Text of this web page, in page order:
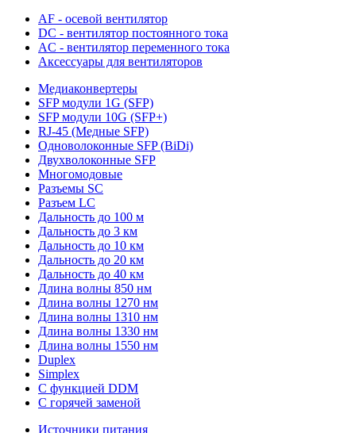
AF - осевой вентилятор
DC - вентилятор постоянного тока
AC - вентилятор переменного тока
Аксессуары для вентиляторов
Медиаконвертеры
SFP модули 1G (SFP)
SFP модули 10G (SFP+)
RJ-45 (Медные SFP)
Одноволоконные SFP (BiDi)
Двухволоконные SFP
Многомодовые
Разъемы SC
Разъем LC
Дальность до 100 м
Дальность до 3 км
Дальность до 10 км
Дальность до 20 км
Дальность до 40 км
Длина волны 850 нм
Длина волны 1270 нм
Длина волны 1310 нм
Длина волны 1330 нм
Длина волны 1550 нм
Duplex
Simplex
С функцией DDM
С горячей заменой
Источники питания